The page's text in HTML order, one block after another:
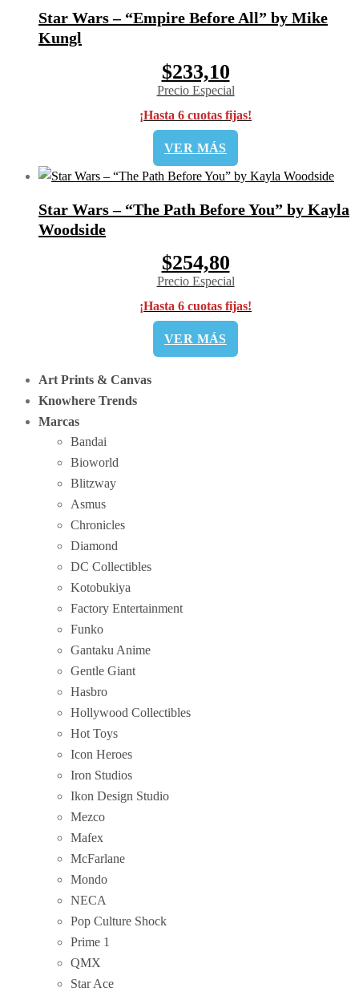
Star Wars – “Empire Before All” by Mike
Kungl
$233,10
Precio Especial
¡Hasta 6 cuotas fijas!
VER MÁS
Star Wars – “The Path Before You” by Kayla
Woodside
$254,80
Precio Especial
¡Hasta 6 cuotas fijas!
VER MÁS
Art Prints & Canvas
Knowhere Trends
Marcas
Bandai
Bioworld
Blitzway
Asmus
Chronicles
Diamond
DC Collectibles
Kotobukiya
Factory Entertainment
Funko
Gantaku Anime
Gentle Giant
Hasbro
Hollywood Collectibles
Hot Toys
Icon Heroes
Iron Studios
Ikon Design Studio
Mezco
Mafex
McFarlane
Mondo
NECA
Pop Culture Shock
Prime 1
QMX
Star Ace